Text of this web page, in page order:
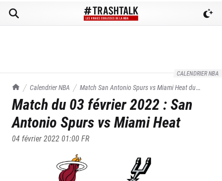
CALENDRIER NBA
TrashTalk Actu NBA
Calendrier NBA Match San Antonio Spurs vsMiami Heatdu
03/02/2022
Match du 03 février 2022:San
Antonio Spurs vsMiami Heat
04 février 2022 01:00FR